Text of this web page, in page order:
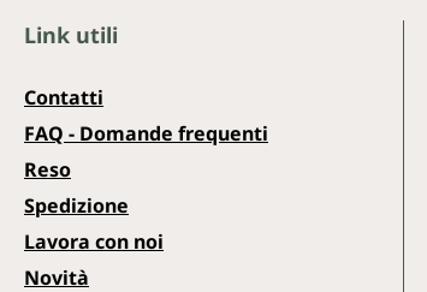
Link utili
Contatti
FAQ - Domande frequenti
Reso
Spedizione
Lavora con noi
Novità